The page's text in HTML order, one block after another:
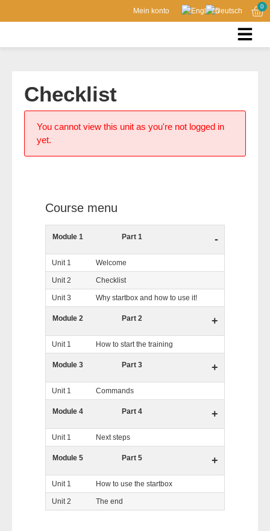
Mein konto
0
Checklist
You cannot view this unit as you're not logged in
yet.
Course menu
Module 1 Part 1 -
Unit 1 Welcome
Unit 2 Checklist
Unit 3 Why startbox and how to use it!
Module 2 Part 2 +
Unit 1 How to start the training
Module 3 Part 3 +
Unit 1 Commands
Module 4 Part 4 +
Unit 1 Next steps
Module 5 Part 5 +
Unit 1 How to use the startbox
Unit 2 The end